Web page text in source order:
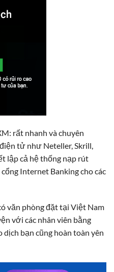
rất nhanh và chuyên
tử như Neteller, Skrill,
lập cả hệ thống nạp rút
Internet Banking cho các
văn phòng đặt tại Việt Nam
với các nhân viên bằng
bạn cũng hoàn toàn yên